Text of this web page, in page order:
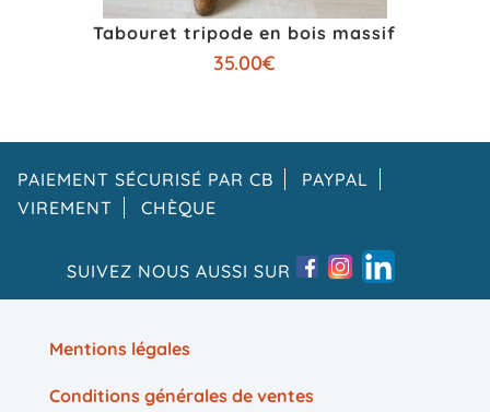
Tabouret tripode en bois massif
35.00€
PAIEMENT SÉCURISÉ PAR CB
PAYPAL
VIREMENT
CHÈQUE
SUIVEZ NOUS AUSSI SUR
Mentions légales
Conditions générales de ventes